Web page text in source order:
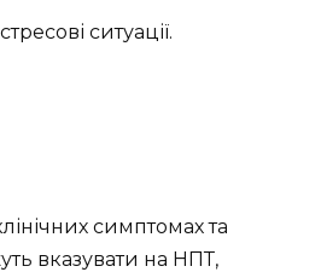
ситуації.
симптомах та
вказувати на НПТ,